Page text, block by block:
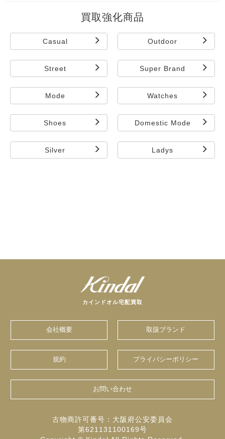
買取強化商品
Casual Outdoor
Street Super Brand
Mode Watches
Shoes Domestic Mode
Silver Ladys
カインドオル宅配買取
会社概要 取扱ブランド
規約 プライバシーポリシー
お問い合わせ
古物商許可番号：大阪府公安委員会
第621131100169号